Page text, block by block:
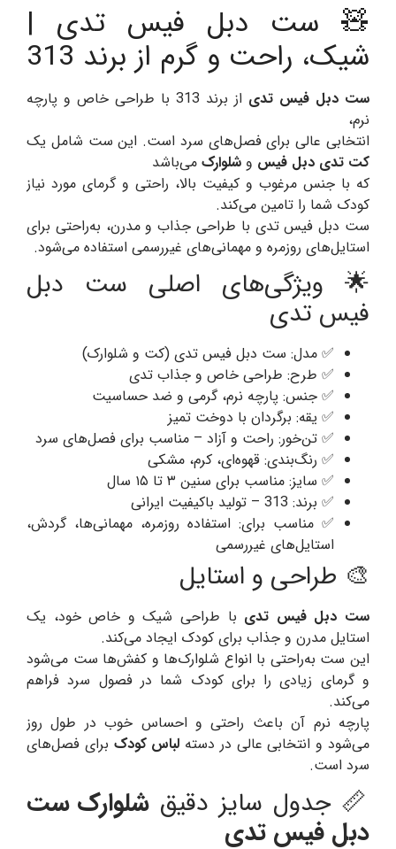
🧸 ست دبل فیس تدی |
شیک، راحت و گرم از برند 313
ست دبل فیس تدی
از برند 313 با طراحی خاص و پارچه
نرم،
انتخابی عالی برای فصل‌های سرد است. این ست شامل یک
کت تدی دبل فیس و شلوارک می‌باشد
که با جنس مرغوب و کیفیت بالا، راحتی و گرمای مورد نیاز
کودک شما را تامین می‌کند.
ست دبل فیس تدی با طراحی جذاب و مدرن، به‌راحتی برای
استایل‌های روزمره و مهمانی‌های غیررسمی استفاده می‌شود.
🌟 ویژگی‌های اصلی ست دبل
فیس تدی
✅ مدل: ست دبل فیس تدی (کت و شلوارک)
✅ طرح: طراحی خاص و جذاب تدی
✅ جنس: پارچه نرم، گرمی و ضد حساسیت
✅ یقه: برگردان با دوخت تمیز
✅ تن‌خور: راحت و آزاد – مناسب برای فصل‌های سرد
✅ رنگ‌بندی: قهوه‌ای، کرم، مشکی
✅ سایز: مناسب برای سنین ۳ تا ۱۵ سال
✅ برند: 313 – تولید باکیفیت ایرانی
✅ مناسب برای: استفاده روزمره، مهمانی‌ها، گردش،
استایل‌های غیررسمی
🎨 طراحی و استایل
ست دبل فیس تدی با طراحی شیک و خاص خود، یک
استایل مدرن و جذاب برای کودک ایجاد می‌کند.
این ست به‌راحتی با انواع شلوارک‌ها و کفش‌ها ست می‌شود
و گرمای زیادی را برای کودک شما در فصول سرد فراهم
می‌کند.
پارچه نرم آن باعث راحتی و احساس خوب در طول روز
می‌شود و انتخابی عالی در دسته لباس کودک برای فصل‌های
سرد است.
📏 جدول سایز دقیق شلوارک ست
دبل فیس تدی